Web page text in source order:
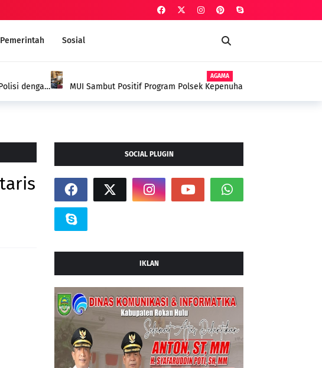
Pemerintah Sosial
Program Polsek Kepenuhan dalam Penanggulangan
SOCIAL PLUGIN
IKLAN